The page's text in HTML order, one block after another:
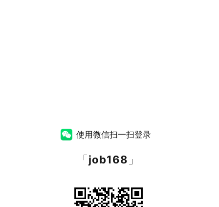
使用微信扫一扫登录
「job168 」